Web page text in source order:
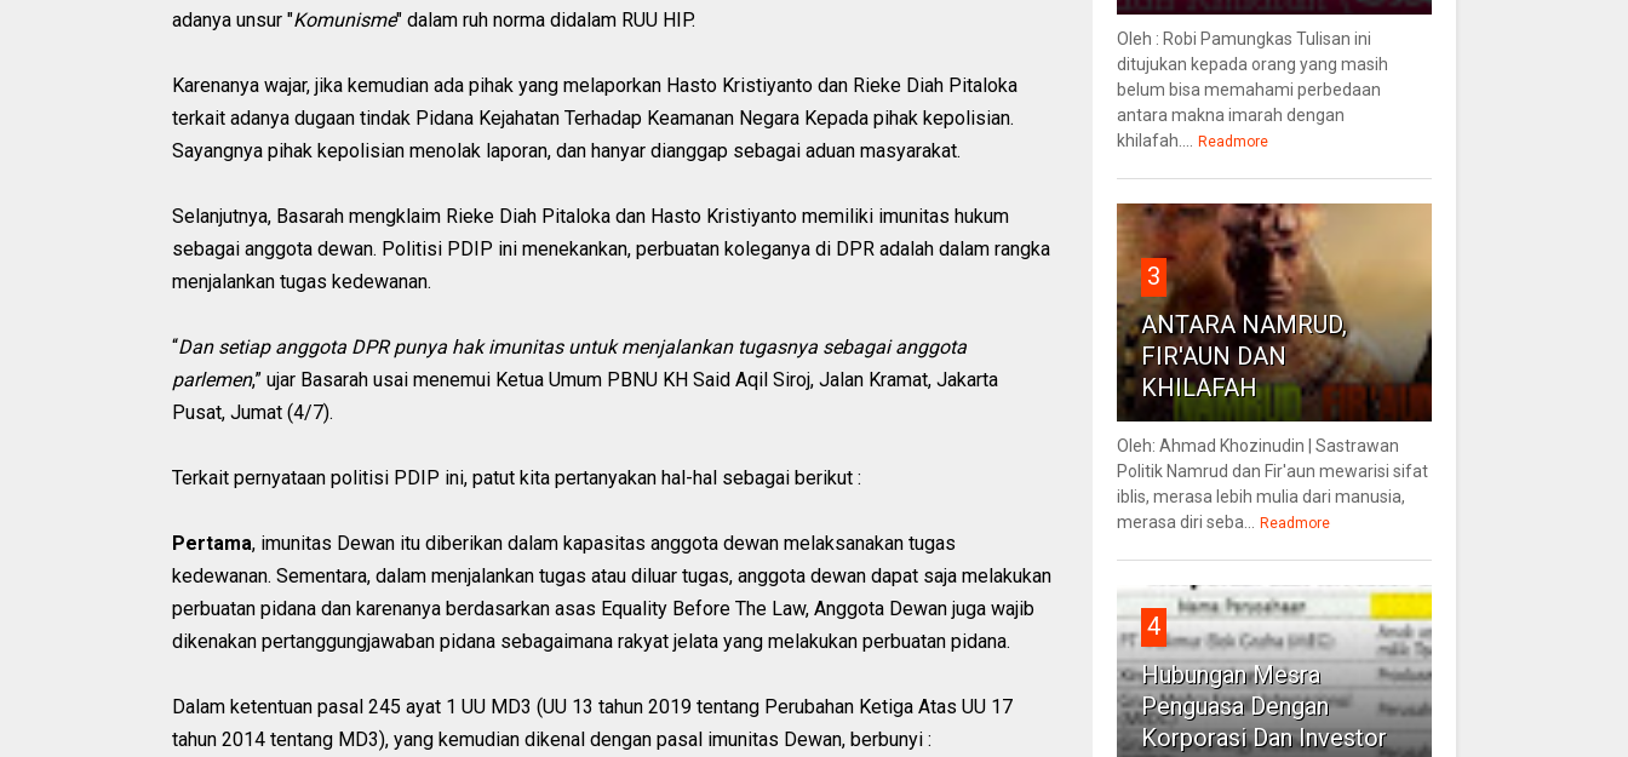
adanya unsur "Komunisme" dalam ruh norma didalam RUU HIP.
Karenanya wajar, jika kemudian ada pihak yang melaporkan Hasto Kristiyanto dan Rieke Diah Pitaloka
terkait adanya dugaan tindak Pidana Kejahatan Terhadap Keamanan Negara Kepada pihak kepolisian.
Sayangnya pihak kepolisian menolak laporan, dan hanyar dianggap sebagai aduan masyarakat.
Selanjutnya, Basarah mengklaim Rieke Diah Pitaloka dan Hasto Kristiyanto memiliki imunitas hukum
sebagai anggota dewan. Politisi PDIP ini menekankan, perbuatan koleganya di DPR adalah dalam rangka
menjalankan tugas kedewanan.
“Dan setiap anggota DPR punya hak imunitas untuk menjalankan tugasnya sebagai anggota
parlemen,” ujar Basarah usai menemui Ketua Umum PBNU KH Said Aqil Siroj, Jalan Kramat, Jakarta
Pusat, Jumat (4/7).
Terkait pernyataan politisi PDIP ini, patut kita pertanyakan hal-hal sebagai berikut :
Pertama, imunitas Dewan itu diberikan dalam kapasitas anggota dewan melaksanakan tugas
kedewanan. Sementara, dalam menjalankan tugas atau diluar tugas, anggota dewan dapat saja melakukan
perbuatan pidana dan karenanya berdasarkan asas Equality Before The Law, Anggota Dewan juga wajib
dikenakan pertanggungjawaban pidana sebagaimana rakyat jelata yang melakukan perbuatan pidana.
Dalam ketentuan pasal 245 ayat 1 UU MD3 (UU 13 tahun 2019 tentang Perubahan Ketiga Atas UU 17
tahun 2014 tentang MD3), yang kemudian dikenal dengan pasal imunitas Dewan, berbunyi :
Oleh : Robi Pamungkas Tulisan ini
ditujukan kepada orang yang masih
belum bisa memahami perbedaan
antara makna imarah dengan
khilafah....
Readmore
3
ANTARA NAMRUD,
FIR'AUN DAN
KHILAFAH
Oleh: Ahmad Khozinudin | Sastrawan
Politik Namrud dan Fir'aun mewarisi sifat
iblis, merasa lebih mulia dari manusia,
merasa diri seba...
Readmore
4
Hubungan Mesra
Penguasa Dengan
Korporasi Dan Investor